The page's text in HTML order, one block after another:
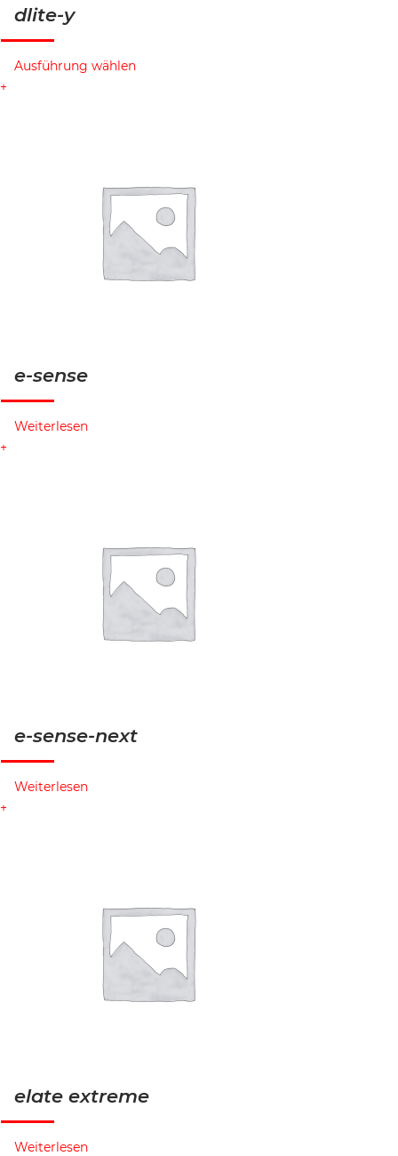
dlite-y
Ausführung wählen
e-sense
Weiterlesen
e-sense-next
Weiterlesen
elate extreme
Weiterlesen